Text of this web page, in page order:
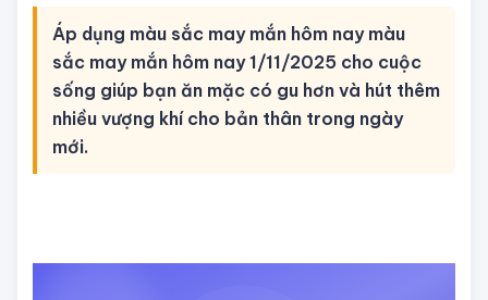
Áp dụng màu sắc may mắn hôm nay màu
sắc may mắn hôm nay 1/11/2025 cho cuộc
sống giúp bạn ăn mặc có gu hơn và hút thêm